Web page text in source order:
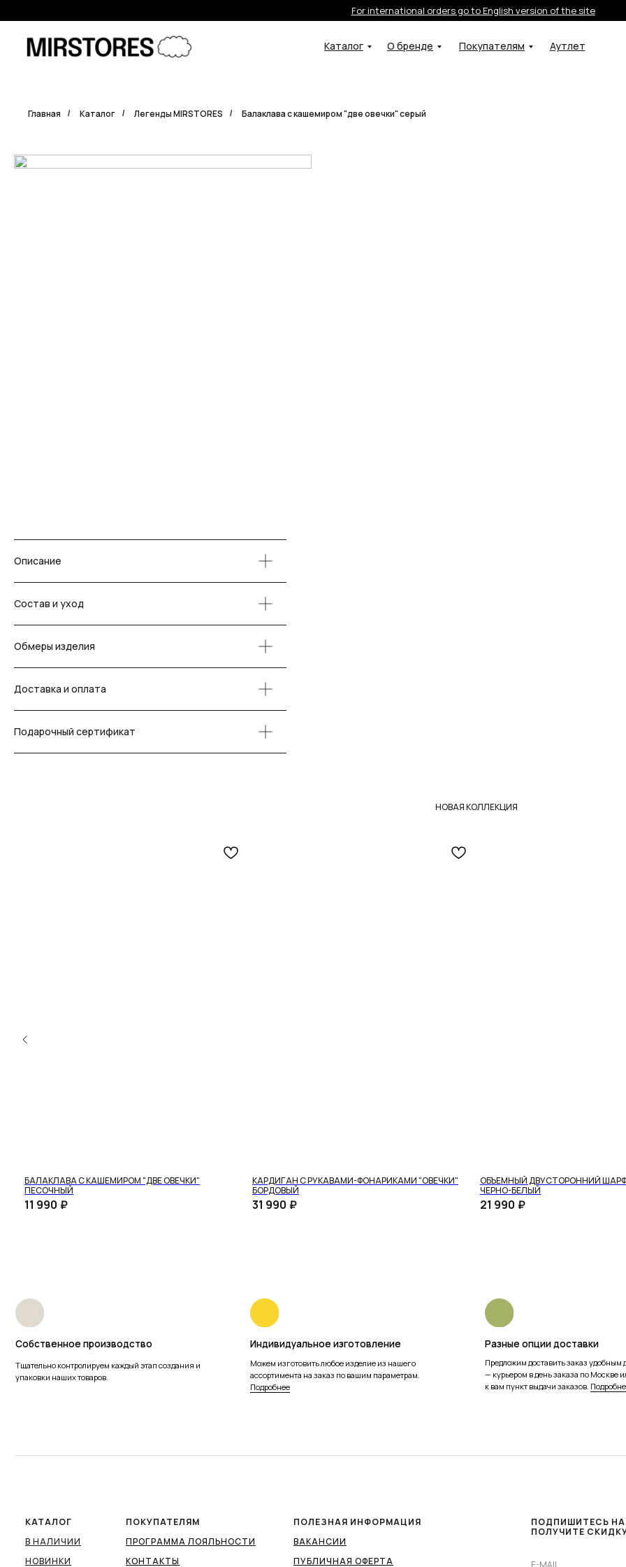
Каталог Покупателям Аутлет
О бренде
For international orders go to English version of the site
Главная / Каталог / Легенды MIRSTORES / Балаклава с кашемиром "две овечки" серый
Описание
Состав и уход
Обмеры изделия
Доставка и оплата
Подарочный сертификат
НОВАЯ КОЛЛЕКЦИЯ
БАЛАКЛАВА С КАШЕМИРОМ "ДВЕ ОВЕЧКИ"
ПЕСОЧНЫЙ
11 990 ₽
КАРДИГАН С РУКАВАМИ-ФОНАРИКАМИ "ОВЕЧКИ"
БОРДОВЫЙ
31 990 ₽
ОБЪЕМНЫЙ ДВУСТОРОННИЙ
ЧЕРНО-БЕЛЫЙ
21 990 ₽
Собственное производство Индивидуальное изготовление Разные опции доставки
ПОКУПАТЕЛЯМ
ПРОГРАММА ЛОЯЛЬНОСТИ
КОНТАКТЫ
ПОЛЕЗНАЯ ИНФОРМАЦИЯ
ВАКАНСИИ
ПУБЛИЧНАЯ ОФЕРТА
ПОДПИШИТЕСЬ
ПОЛУЧИТЕ
КАТАЛОГ
В НАЛИЧИИ
НОВИНКИ